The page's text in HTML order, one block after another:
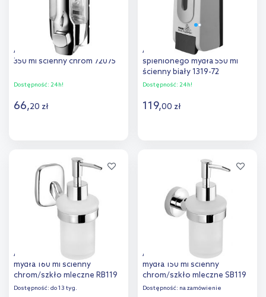
Aqualine dozownik do mydła
350 ml ścienny chrom 72075
Dostępność: 24h!
66,20 zł
Dodaj do
porównania
Aqualine dozownik
spienionego mydła 550 ml
ścienny biały 1319-72
Dostępność: 24h!
119,00 zł
Dodaj do
porównania
Aqualine Rumba dozownik do
mydła 160 ml ścienny
chrom/szkło mleczne RB119
Dostępność: do 13 tyg.
Aqualine Samba dozownik do
mydła 150 ml ścienny
chrom/szkło mleczne SB119
Dostępność: na zamówienie